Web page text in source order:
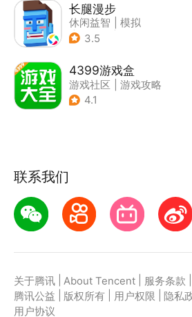
长腿漫步
休闲益智
模拟
| 像素风
3.5
4399游戏盒
游戏社区
游戏攻略
4.1
联系我们
关于腾讯 About Tencent 服务条款
腾讯公益
版权所有 用户权限 隐私
用户协议